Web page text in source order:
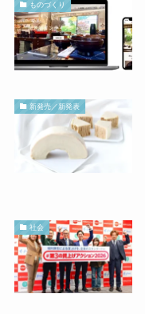
ものづくり
新発売／新発表
社会